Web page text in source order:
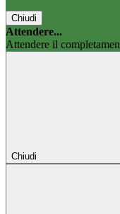
Chiudi
Attendere...
Attendere il
Chiudi